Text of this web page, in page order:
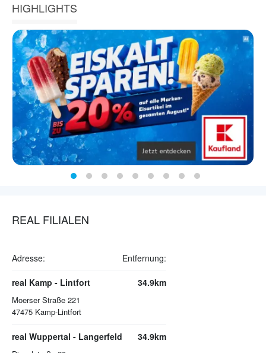
HIGHLIGHTS
REAL FILIALEN
Adresse: Entfernung:
real Kamp - Lintfort
Moerser Straße 221
47475 Kamp-Lintfort
34.9km
real Wuppertal - Langerfeld 34.9km